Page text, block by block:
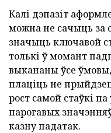
Калі дэпазіт
можна не сачыць за
значыць ключавой
толькі ў момант
выкананы ўсе
плаціць не
рост самой стаўкі
парогавых
казну падатак.